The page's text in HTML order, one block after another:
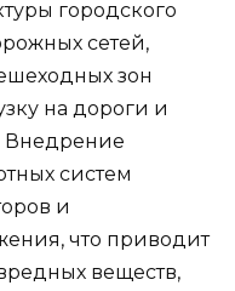
городского
сетей,
зон
на дороги и
Внедрение
систем
и
что приводит
веществ,